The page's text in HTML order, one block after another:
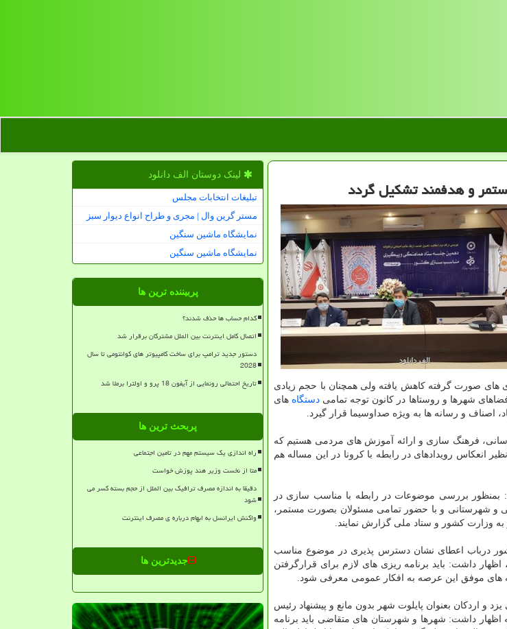
و هدفمند تشكیل گردد
ریزی های صورت گرفته کاهش یافته ولی همچنان با حجم زیادی
شهرها و روستاها در کانون توجه تمامی دستگاه های
اصناف و رسانه ها به ویژه صداوسیما قرار گیرد.
فرهنگ سازی و ارائه آموزش های مردمی هستیم که
انعکاس رویدادهای در رابطه با کرونا در این مساله هم
بررسی موضوعات در رابطه با مناسب سازی در
و شهرستانی و با حضور تمامی مسئولان بصورت مستمر،
وزارت کشور و ستاد ملی گزارش نمایند.
درباب اعطای نشان دسترس پذیری در موضوع مناسب
داشت: باید برنامه ریزی های لازم برای قرارگرفتن
های موفق این عرصه به افکار عمومی معرفی شود.
اردکان بعنوان پایلوت شهر بدون مانع و پیشنهاد رئیس
داشت: شهرها و شهرستان های متقاضی باید برنامه
لینک دوستان الف دانلود
تبلیغات انتخابات مجلس
مستر گرین وال | مجری و طراح انواع دیوار سبز
نمایشگاه ماشین سنگین
نمایشگاه ماشین سنگین
پربیننده ترین ها
کدام حساب ها حذف شدند؟
اتصال کامل اینترنت بین الملل مشترکان برقرار شد
دستور جدید ترامپ برای ساخت کامپیوتر های کوانتومی تا سال
2028
تاریخ احتمالی رونمایی از آیفون 18 پرو و اولترا برملا شد
پربحث ترین ها
راه اندازی یک سیستم مهم در تامین اجتماعی
متا از نخست وزیر هند پوزش خواست
دقیقا به اندازه مصرف ترافیک بین الملل از حجم بسته کسر می
شود
واکنش ایرانسل به ابهام درباره ی مصرف اینترنت
جدیدترین ها